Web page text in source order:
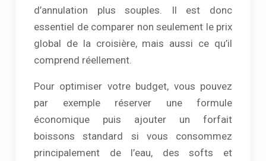
d’annulation plus souples. Il est donc
essentiel de comparer non seulement le prix
global de la croisière, mais aussi ce qu’il
comprend réellement.
Pour optimiser votre budget, vous pouvez
par exemple réserver une formule
économique puis ajouter un forfait
boissons standard si vous consommez
principalement de l’eau, des softs et